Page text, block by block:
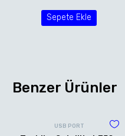
Sepete Ekle
Benzer Ürünler
USB PORT